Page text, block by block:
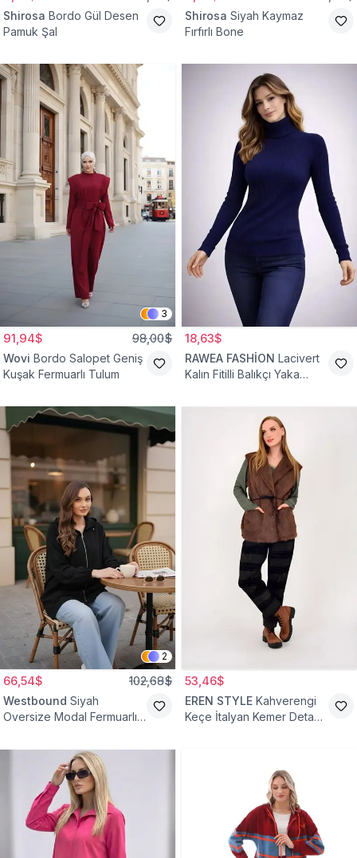
Shirosa Bordo Gül Desen
Pamuk Şal
Shirosa Siyah Kaymaz
Fırfırlı Bone
3
91,94$ 98,00$
Wovi Bordo Salopet Geniş
Kuşak Fermuarlı Tulum
18,63$
RAWEA FASHİON Lacivert
Kalın Fitilli Balıkçı Yaka
2
66,54$ 102,68$
Westbound Siyah
Oversize Modal Fermuarlı
53,46$
EREN STYLE Kahverengi
Keçe İtalyan Kemer Detaylı